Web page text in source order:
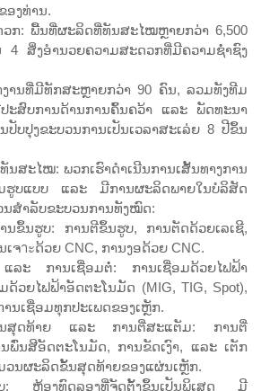
ອງທ່ານ.
ກ: ພື້ນທີ່ຜະລິດທີ່ທັນສະໄໝຫຼາຍກວ່າ 6,500
4 ສິ່ງອຳນວຍຄວາມສະດວກທີ່ມີຄວາມຊ່ຳຊົງ
ານທີ່ມີທັກສະຫຼາຍກວ່າ 90 ຄົນ, ລວມທັງທີມ
ະສົບການດ້ານການຄົ້ນຄວ້າ ແລະ ພັດທະນາ
ບປຸງຂະບວນການເປັນເວລາສະເລ່ຍ 8 ປີຂຶ້ນ
ນສະໄໝ: ພວກເຮົາດຳເນີນການເສັ້ນທາງການ
ມຮູບແບບ ແລະ ມີການຜະລິດພາຍໃນບໍລິສັດ
ນສຳລັບຂະບວນການທັງໝົດ:
ຂຶ້ນຮູບ: ການຕີຂຶ້ນຮູບ, ການຕັດດ້ວຍເລເຊີ,
ຈาะດ້ວຍ CNC, ການງອດ້ວຍ CNC.
ລະ ການເຊື່ອມຕໍ່: ການເຊື່ອມດ້ວຍໄຟຟ້າ
ວຍໄຟຟ້າອັດຕະໂນມັດ (MIG, TIG, Spot),
ນເຊື່ອມທຸກປະເພດຂອງເຫຼັກ.
ນສຸດທ້າຍ ແລະ ການຕີ່ສະແຕັມ: ການຕີ່
ພົ່ນສີອັດຕະໂນມັດ, ການຂັດເງົາ, ແລະ ເຕັກ
ວນຜະລິດຂັ້ນສຸດທ້າຍຂອງແຜ່ນເຫຼັກ.
ບ: ຫ້ອງທົດລອງທີ່ຈັດຕັ້ງຂຶ້ນເປັນພິເສດ ມີ